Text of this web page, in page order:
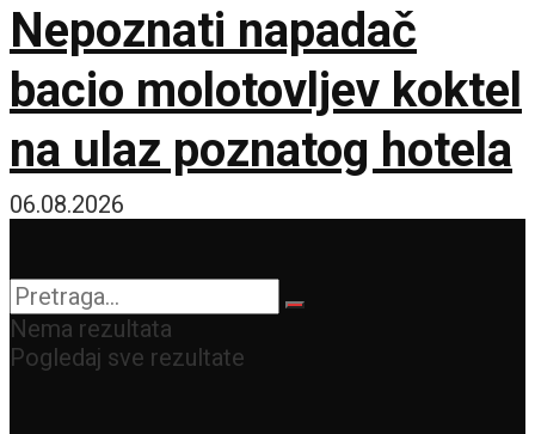
Nepoznati napadač
bacio molotovljev koktel
na ulaz poznatog hotela
06.08.2026
Nema rezultata
Pogledaj sve rezultate